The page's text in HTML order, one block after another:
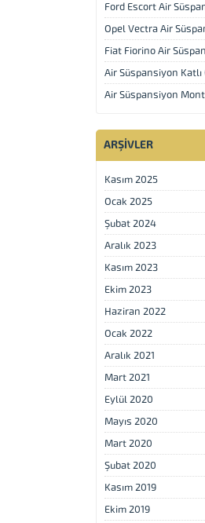
Ford Escort Air
Opel Vectra Air
Fiat Fiorino Air
Air Süspansiyon Katlı
Air Süspansiyon
ARŞIVLER
Kasım 2025
Ocak 2025
Şubat 2024
Aralık 2023
Kasım 2023
Ekim 2023
Haziran 2022
Ocak 2022
Aralık 2021
Mart 2021
Eylül 2020
Mayıs 2020
Mart 2020
Şubat 2020
Kasım 2019
Ekim 2019